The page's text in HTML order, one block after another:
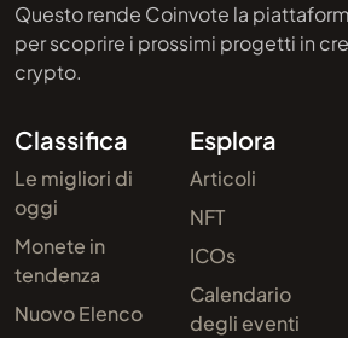
Questo rende Coinvote la
per scoprire i prossimi progetti in
crypto.
Classifica
Le migliori di
oggi
Monete in
tendenza
Nuovo Elenco
Esplora
Articoli
NFT
ICOs
Calendario
degli eventi